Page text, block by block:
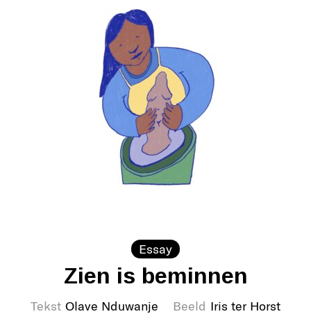
Essay
Zien is beminnen
Tekst Olave Nduwanje Beeld Iris ter Horst